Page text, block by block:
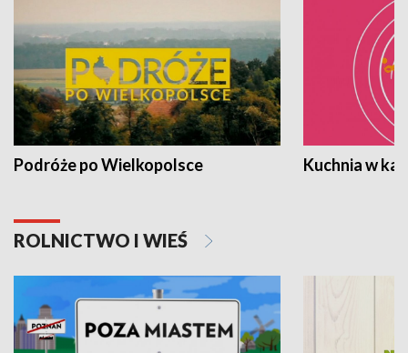
Podróże po Wielkopolsce Kuchnia w
ROLNICTWO I WIEŚ